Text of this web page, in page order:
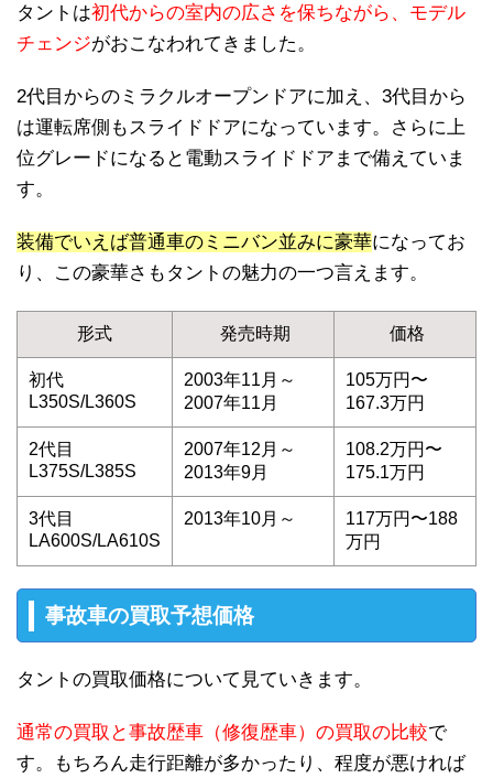
タントは初代からの室内の広さを保ちながら、モデル
チェンジがおこなわれてきました。
2代目からのミラクルオープンドアに加え、3代目から
は運転席側もスライドドアになっています。さらに上
位グレードになると電動スライドドアまで備えていま
す。
装備でいえば普通車のミニバン並みに豪華になってお
り、この豪華さもタントの魅力の一つ言えます。
形式 発売時期 価格
初代
L350S/L360S
2003年11月～
2007年11月
105万円〜
167.3万円
2代目
L375S/L385S
2007年12月～
2013年9月
108.2万円〜
175.1万円
3代目
LA600S/LA610S
2013年10月～
117万円〜188
万円
事故車の買取予想価格
タントの買取価格について見ていきます。
通常の買取と事故歴車（修復歴車）の買取の比較で
す。もちろん走行距離が多かったり、程度が悪ければ